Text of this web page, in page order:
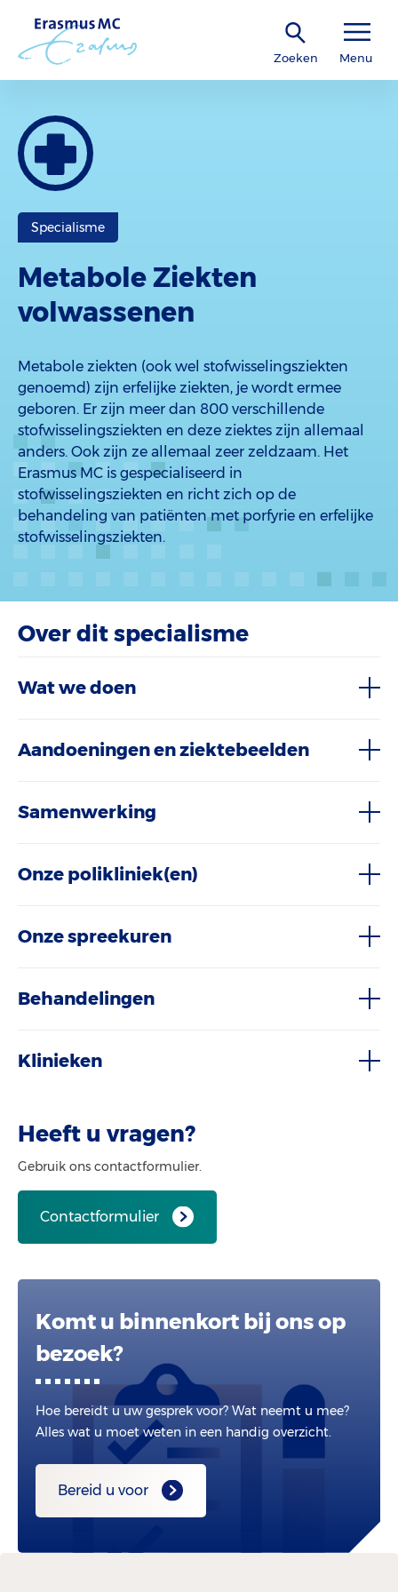
Zoeken Menu
Specialisme
Metabole Ziekten
volwassenen
Metabole ziekten (ook wel stofwisselingsziekten
genoemd) zijn erfelijke ziekten, je wordt ermee
geboren. Er zijn meer dan 800 verschillende
stofwisselingsziekten en deze ziektes zijn allemaal
anders. Ook zijn ze allemaal zeer zeldzaam. Het
Erasmus MC is gespecialiseerd in
stofwisselingsziekten en richt zich op de
behandeling van patiënten met porfyrie en erfelijke
stofwisselingsziekten.
Over dit specialisme
Wat we doen
Aandoeningen en ziektebeelden
Samenwerking
Onze polikliniek(en)
Onze spreekuren
Behandelingen
Klinieken
Heeft u vragen?
Gebruik ons contactformulier.
Contactformulier
Komt u binnenkort bij ons op
bezoek?
Hoe bereidt u uw gesprek voor? Wat neemt u mee?
Alles wat u moet weten in een handig overzicht.
Bereid u voor